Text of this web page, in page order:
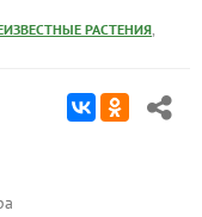
РАСТЕНИЯ,